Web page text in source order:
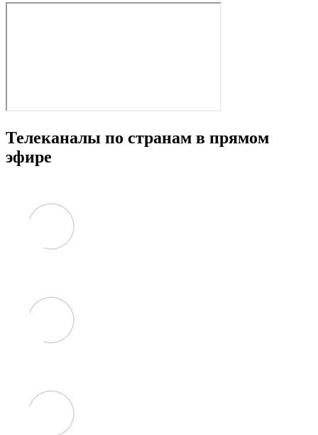
Телеканалы по странам в прямом
эфире